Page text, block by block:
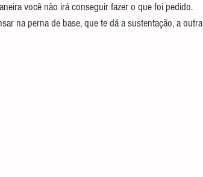
você não irá conseguir fazer o que foi pedido.
na perna de base, que te dá a sustentação, a outra